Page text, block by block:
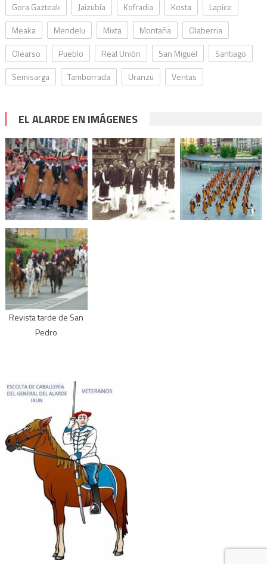
Gora Gazteak
Jaizubía Kofradia Kosta
Lapice
Meaka
Mendelu Mixta Montaña
Olaberria
Olearso
Pueblo Real Unión San Miguel
Santiago
Semisarga
Tamborrada Uranzu Ventas
EL ALARDE EN IMÁGENES
Revista tarde de San
Pedro